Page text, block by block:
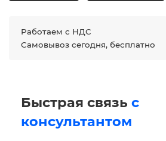
Работаем с НДС
Самовывоз сегодня, бесплатно
Быстрая связь с
консультантом